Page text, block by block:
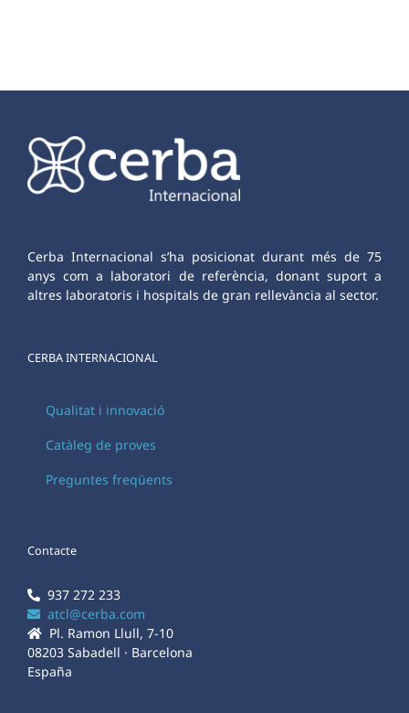
Cerba Internacional s’ha posicionat durant més de 75
anys com a laboratori de referència, donant suport a
altres laboratoris i hospitals de gran rellevància al sector.
CERBA INTERNACIONAL
Qualitat i innovació
Catàleg de proves
Preguntes freqüents
Contacte
937 272 233
atcl@cerba.com
Pl. Ramon Llull, 7-10
08203 Sabadell · Barcelona
España